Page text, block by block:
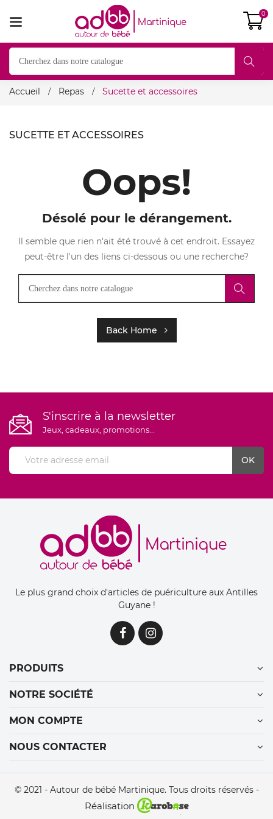
0
Accueil Repas Sucette et accessoires
SUCETTE ET ACCESSOIRES
Oops!
Désolé pour le dérangement.
Il semble que rien n'ait été trouvé à cet endroit. Essayez
peut-être l'un des liens ci-dessous ou une recherche?
Back Home
S'inscrire à la newsletter
Jeux, cadeaux, promotions...
Le plus grand choix d'articles de puériculture aux Antilles
Guyane !
PRODUITS
NOTRE SOCIÉTÉ
MON COMPTE
NOUS CONTACTER
© 2021 - Autour de bébé Martinique. Tous droits réservés -
Réalisation